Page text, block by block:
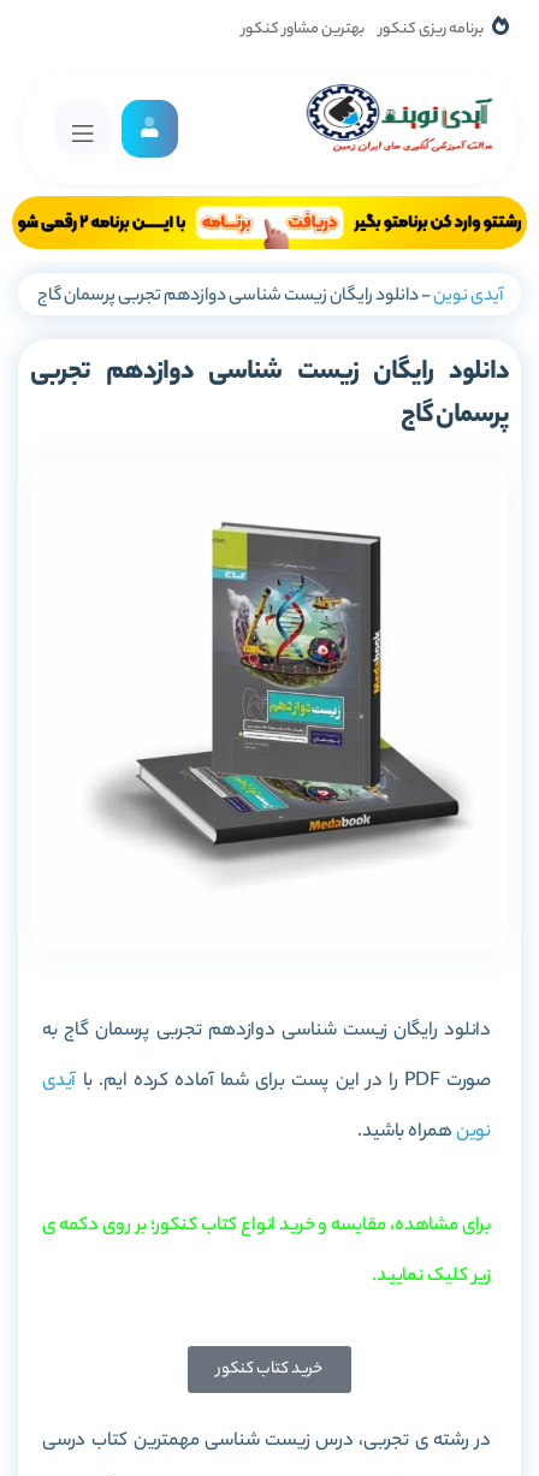
برنامه ریزی کنکور بهترین مشاور کنکور
آیدی نوین-دانلود رایگان زیست شناسی دوازدهم تجربی پرسمان گاج
دانلود رایگان زیست شناسی دوازدهم تجربی
پرسمان گاج
دانلود رایگان زیست شناسی دوازدهم تجربی پرسمان گاجبه
صورت PDF را در این پست برای شما آماده کرده ایم. با
آیدی
نوینهمراه باشید.
برای مشاهده، مقایسه و خرید انواع کتاب کنکور؛ بر روی دکمه ی
زیر کلیک نمایید.
خرید کتاب کنکور
در رشته ی تجربی، درس زیست شناسی مهمترین کتاب درسی